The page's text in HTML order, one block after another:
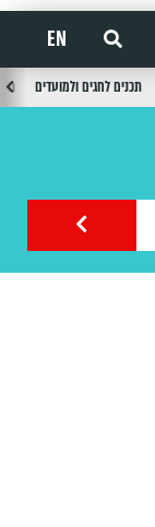
EN
תכנים לחגים ולמועדים